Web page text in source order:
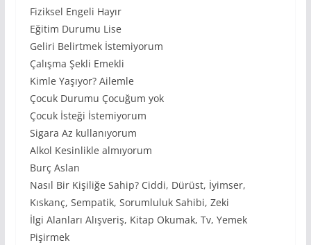
Fiziksel Engeli Hayır
Eğitim Durumu Lise
Geliri Belirtmek İstemiyorum
Çalışma Şekli Emekli
Kimle Yaşıyor? Ailemle
Çocuk Durumu Çocuğum yok
Çocuk İsteği İstemiyorum
Sigara Az kullanıyorum
Alkol Kesinlikle almıyorum
Burç Aslan
Nasıl Bir Kişiliğe Sahip? Ciddi, Dürüst, İyimser,
Kıskanç, Sempatik, Sorumluluk Sahibi, Zeki
İlgi Alanları Alışveriş, Kitap Okumak, Tv, Yemek
Pişirmek